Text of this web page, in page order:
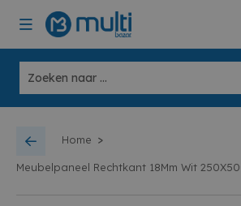
Home >
Meubelpaneel Rechtkant 18Mm Wit